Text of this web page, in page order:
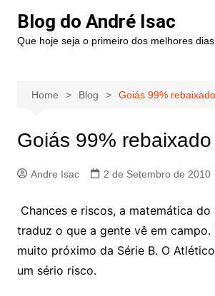
Blog do André Isac
Que hoje seja o primeiro dos melhores
Home Blog Goiás 99% rebaixado
Goiás 99% rebaixado
Andre Isac 2 de Setembro de 2010
Chances e riscos, a matemática do
traduz o que a gente vê em campo.
muito próximo da Série B. O
um sério risco.